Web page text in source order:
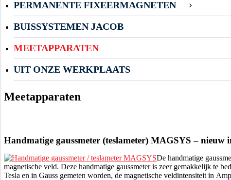
PERMANENTE FIXEERMAGNETEN
BUISSYSTEMEN JACOB
MEETAPPARATEN
UIT ONZE WERKPLAATS
Meetapparaten
Handmatige gaussmeter (teslameter) MAGSYS – nieuw
De handmatige
magnetische veld. Deze handmatige gaussmeter is zeer gemakkelijk te
Tesla en in Gauss gemeten worden, de magnetische veldintensiteit in